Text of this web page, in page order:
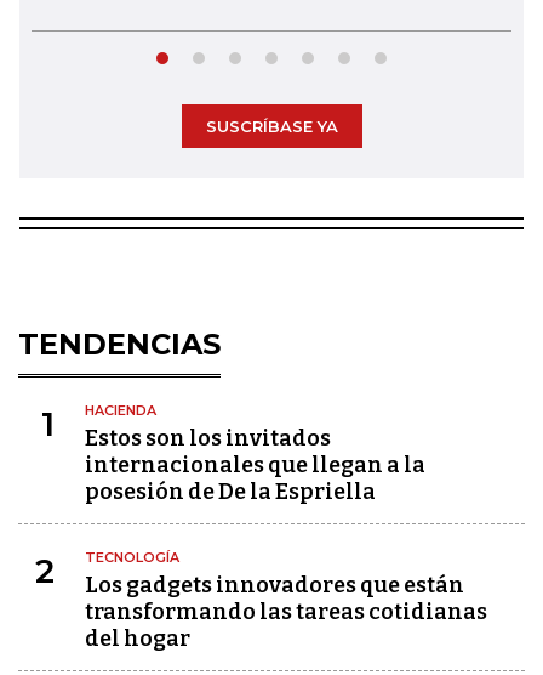
SUSCRÍBASE YA
TENDENCIAS
1 HACIENDA
Estos son los invitados
internacionales que llegan a la
posesión de De la Espriella
2 TECNOLOGÍA
Los gadgets innovadores que están
transformando las tareas cotidianas
del hogar